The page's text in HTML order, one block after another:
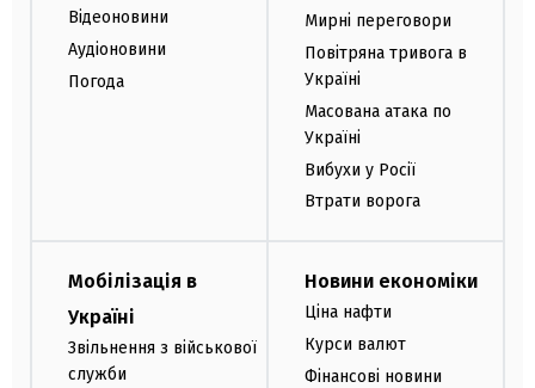
Відеоновини
Аудіоновини
Погода
Мирні переговори
Повітряна тривога в
Україні
Масована атака по
Україні
Вибухи у Росії
Втрати ворога
Мобілізація в
Україні
Звільнення з військової
служби
Новини економіки
Ціна нафти
Курси валют
Фінансові новини